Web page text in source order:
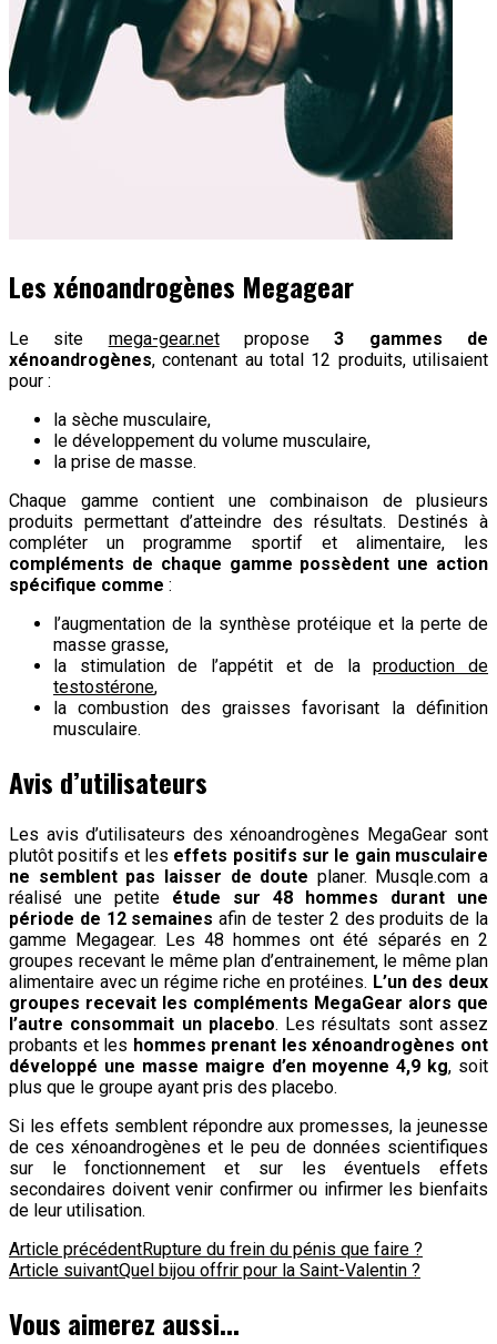
Les xénoandrogènes Megagear
Le site mega-gear.netpropose3 gammes de
xénoandrogènes, contenant au total 12 produits, utilisaient
pour :
la sèche musculaire,
le développement du volume musculaire,
la prise de masse.
Chaque gamme contient une combinaison de plusieurs
produits permettant d’atteindre des résultats. Destinés à
compléter un programme sportif et alimentaire, les
compléments de chaque gamme possèdent une action
spécifique comme :
l’augmentation de la synthèse protéique et la perte de
masse grasse,
la stimulation de l’appétit et de laproduction de
testostérone,
la combustion des graisses favorisant la définition
musculaire.
Avis d’utilisateurs
Les avis d’utilisateurs des xénoandrogènes MegaGear sont
plutôt positifs et les effets positifs sur le gain musculaire
ne semblent pas laisser de doute planer. Musqle.com a
réalisé une petite étude sur 48 hommes durant une
période de 12 semaines afin de tester 2 des produits de la
gamme Megagear. Les 48 hommes ont été séparés en 2
groupes recevant le même plan d’entrainement, le même plan
alimentaire avec un régime riche en protéines. L’un des deux
groupes recevait les compléments MegaGear alors que
l’autre consommait un placebo. Les résultats sont assez
probants et les hommes prenant les xénoandrogènes ont
développé une masse maigre d’en moyenne 4,9 kg, soit
plus que le groupe ayant pris des placebo.
Si les effets semblent répondre aux promesses, la jeunesse
de ces xénoandrogènes et le peu de données scientifiques
sur le fonctionnement et sur les éventuels effets
secondaires doivent venir confirmer ou infirmer les bienfaits
de leur utilisation.
Navigation
d'article
Article précédentRupture du frein du pénis que faire ?
Article suivantQuel bijou offrir pour la Saint-Valentin ?
Vous aimerez aussi...